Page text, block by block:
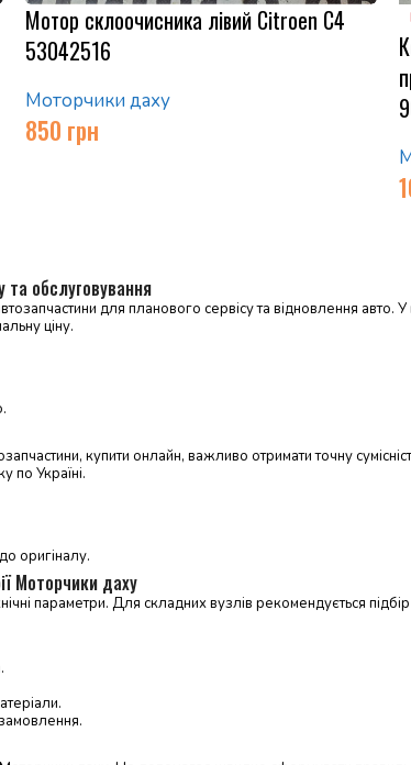
Мотор склоочисника лівий Citroen C4
53042516
Моторчики даху
850 грн
обслуговування
для планового сервісу та відновлення авто. У
ціну.
купити онлайн, важливо отримати точну
по Україні.
оригіналу.
Моторчики даху
параметри. Для складних вузлів рекомендується